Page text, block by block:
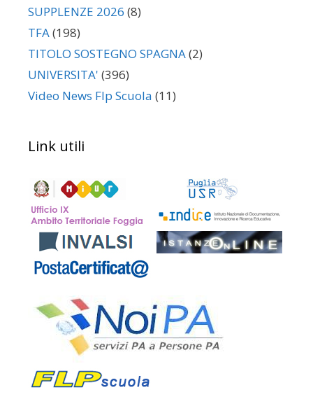
SUPPLENZE 2026 (8)
TFA(198)
TITOLO SOSTEGNO SPAGNA(2)
UNIVERSITA' (396)
Video News Flp Scuola (11)
Link utili